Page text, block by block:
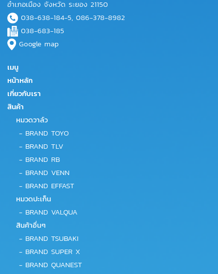
อำเภอเมือง จังหวัด ระยอง 21150
038-638-184-5, 086-378-8982
038-683-185
Google map
เมนู
หน้าหลัก
เกี่ยวกับเรา
สินค้า
หมวดวาล์ว
- BRAND TOYO
- BRAND TLV
- BRAND RB
- BRAND VENN
- BRAND EFFAST
หมวดปะเก็น
- BRAND VALQUA
สินค้าอื่นๆ
- BRAND TSUBAKI
- BRAND SUPER X
- BRAND QUANEST